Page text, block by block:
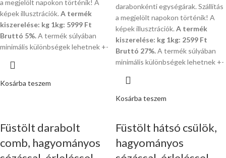
a megjelölt napokon történik! A
képek illusztrációk. A termék
kiszerelése: kg 1kg: 5999 Ft
Bruttó 5%.A termék súlyában
minimális különbségek lehetnek +-
Kosárba teszem
darabonkénti egységárak. Szállítás
a megjelölt napokon történik! A
képek illusztrációk. A termék
kiszerelése: kg 1kg: 2599 Ft
Bruttó 27%.A termék súlyában
minimális különbségek lehetnek +-
Kosárba teszem
Füstölt darabolt
comb, hagyományos
Füstölt hátsó csülök,
hagyományos